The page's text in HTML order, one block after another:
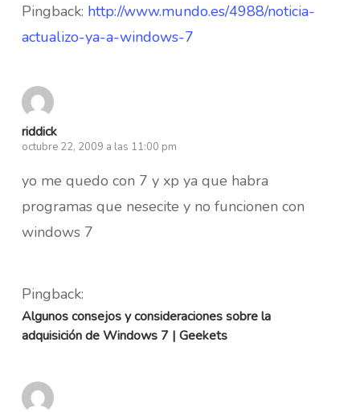
Pingback: http://www.mundo.es/4988/noticia-
actualizo-ya-a-windows-7
riddick
octubre 22, 2009 a las 11:00 pm
yo me quedo con 7 y xp ya que habra
programas que nesecite y no funcionen con
windows 7
Pingback:
Algunos consejos y consideraciones sobre la
adquisición de Windows 7 | Geekets